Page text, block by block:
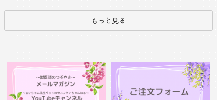
もっと見る